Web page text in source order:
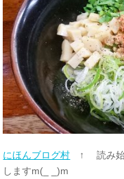
にほんブログ村 ↑ 読み始
しますm(_ _)m